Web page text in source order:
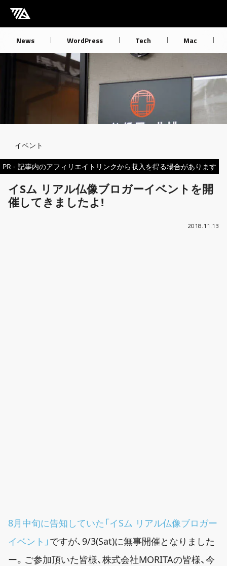
[M] mbdb [モバデビ]
News WordPress Tech Mac
Breadcrumb
イベント
PR - 記事内のアフィリエイトリンクから収入を得る場合があります
イSム リアル仏像ブロガーイベントを開
催してきましたよ!
2018.11.13
8月中旬に告知していた「イSム リアル仏像ブロガー
イベント」ですが、9/3(Sat)に無事開催となりました
ー。ご参加頂いた皆様、株式会社MORITAの皆様、今